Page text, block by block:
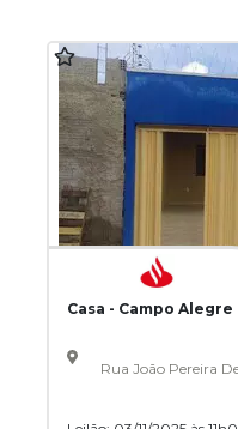
Casa - Campo
Rua João Pereira